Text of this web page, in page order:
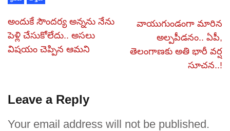
అందుకే సౌందర్య అన్నను నేను
పెళ్లి చేసుకోలేదు.. అసలు
విషయం చెప్పిన ఆమని
వాయుగుండంగా మారిన
అల్పపీడనం.. ఏపీ,
తెలంగాణకు అతి భారీ వర్ష
సూచన..!
Leave a Reply
Your email address will not be published.